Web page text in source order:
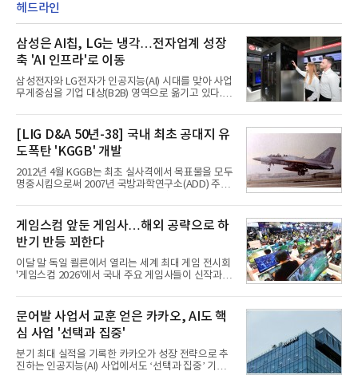
헤드라인
삼성은 AI칩, LG는 냉각…전자업계 성장
축 'AI 인프라'로 이동
삼성전자와 LG전자가 인공지능(AI) 시대를 맞아 사업
무게중심을 기업 대상(B2B) 영역으로 옮기고 있다.
접어든 가운데 삼성전자는 AI 반도체를 중심으로 데
이터센터 생태계 공략을 강화하고 LG전자는 냉각솔
루션·전장·로봇 등 기업용 솔루션 사업 확대에 속도를
내고 있다.9일 업계에 따르면 LG전자는 2분기 생활가
전과 프리미엄 제품 경쟁력에 더해 B2B 사업 확대 효
과로 수익성을 방어한 반면 삼성전자는 디바이스경험
(DX) 부문의 TV·생활가전 수익성이 악화됐다. 대신 삼
사업 확대
[LIG D&A 50년-38] 국내 최초 공대지 유
도폭탄 'KGGB' 개발
2012년 4월 KGGB는 최초 실사격에서 목표물을 모두
명중시킴으로써 2007년 국방과학연구소(ADD) 주관
체로 참여했다. 체계개발에는 총 400여억 원의 개발
비와 62개월의 기간이 소요됐다. 한국형 GPS 유도폭
탄 KGGB(Korea GPS Guided Bomb)는 국내 최초
의 공대지 유도폭탄으로 2012년에 최종 전투용 적합
판정을 받았다.우리 공군이 운용하는 모든 전투기에
탑재할 수 있는 KGGB는 일반목적폭탄(General
Purpose Bomb)에 장착하여 운용토록 개발됐다.이
는 조종사가 휴대하는 명령통신장치(PDU, P
게임스컴 앞둔 게임사…해외 공략으로 하
반기 반등 꾀한다
이달 말 독일 쾰른에서 열리는 세계 최대 게임 전시회
'게임스컴 2026'에서 국내 주요 게임사들이 신작과 글
체별로 엇갈린 가운데 하반기 신작 흥행과 해외 시장
성과가 실적을 좌우할 핵심 변수로 떠오르고 있다.8일
업계에 따르면 올해 상반기 게임업계는 기업별 성적
표가 크게 갈렸다. 대표적으로 크래프톤은 'PUBG: 배
틀그라운드'의 안정적인 성장에 힘입어 상반기 연결
기준 매출 2조6616억원, 영업이익 9725억원으로 역
대 최대 실적을 기록했다. 엔씨도 올해 출시한 '아이온
문어발 사업서 교훈 얻은 카카오, AI도 핵
심 사업 '선택과 집중'
분기 최대 실적을 기록한 카카오가 성장 전략으로 추
진하는 인공지능(AI) 사업에서도 ‘선택과 집중’ 기조